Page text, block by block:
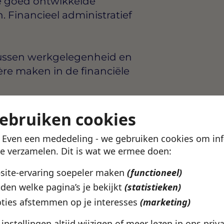
cookies
Even een mededeling - we gebruiken cookies om
verzamelen. Dit is wat we ermee doen:
ervaring soepeler maken (functioneel)
welke pagina’s je bekijkt (statistieken)
afstemmen op je interesses (marketing)
Financieel administratief
werkgelegenheid en
maken in de financiële
bij wat jij zoekt? In de
welke vacatures
en werkuren.